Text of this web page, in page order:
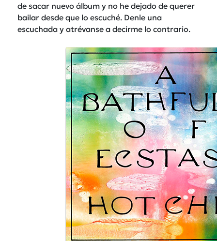
de sacar nuevo álbum y no he dejado de querer
bailar desde que lo escuché. Denle una
escuchada y atrévanse a decirme lo contrario.